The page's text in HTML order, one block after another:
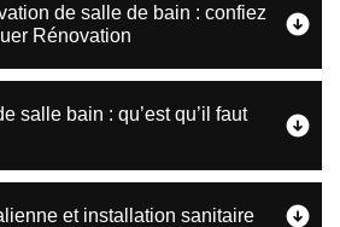
de salle de bain : confiez
Rénovation
salle bain : qu’est qu’il faut
et installation sanitaire